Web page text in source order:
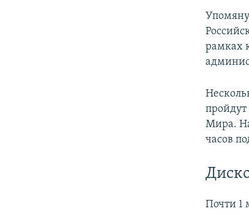
рамках
пройдут
Мира.
часов
Почти 1